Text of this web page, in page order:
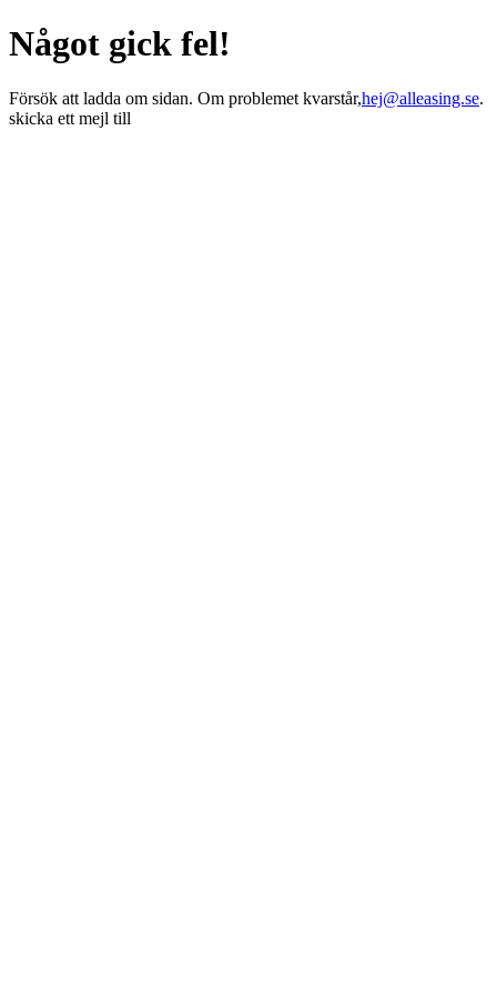
Något gick fel!
Försök att ladda om sidan. Om problemet kvarstår,hej@alleasing.se.
skicka ett mejl till